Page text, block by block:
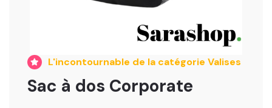
L'incontournable de la catégorie Valises
Sac à dos Corporate